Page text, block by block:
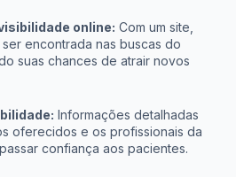
online: Com um site,
encontrada nas buscas do
suas chances de atrair novos
Informações detalhadas
oferecidos e os profissionais da
confiança aos pacientes.